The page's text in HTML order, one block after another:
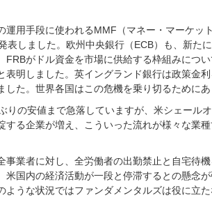
運用手段に使われるMMF（マネー・マーケッ
表しました。欧州中央銀行（ECB）も、新た
FRBがドル資金を市場に供給する枠組みにつ
表明しました。英イングランド銀行は政策金
した。世界各国はこの危機を乗り切るために
りの安値まで急落していますが、米シェール
する企業が増え、こういった流れが様々な業
事業者に対し、全労働者の出勤禁止と自宅待
米国内の経済活動が一段と停滞するとの懸念
ような状況ではファンダメンタルズは役に立